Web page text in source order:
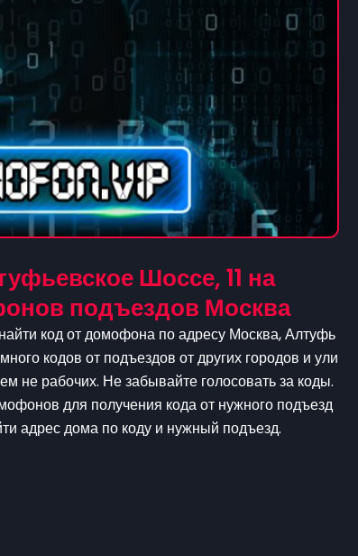
Шоссе, 11 на
подъездов Москва
код от домофона по адресу Москва, Алтуфь
кодов от подъездов от других городов и ули
не рабочих. Не забывайте голосовать за коды.
для получения кода от нужного подъезд
адрес дома по коду и нужный подъезд.